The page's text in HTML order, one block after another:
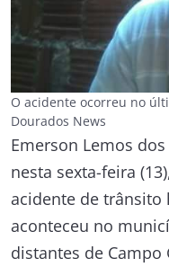
O acidente ocorreu no
Dourados News
Emerson Lemos
nesta sexta-feira
acidente de trânsito
aconteceu no
distantes de Campo